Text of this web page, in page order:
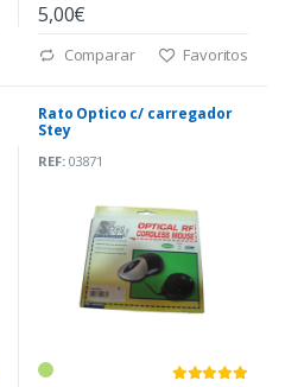
5,00€
Comparar Favoritos
Rato Optico c/ carregador
Stey
REF:03871